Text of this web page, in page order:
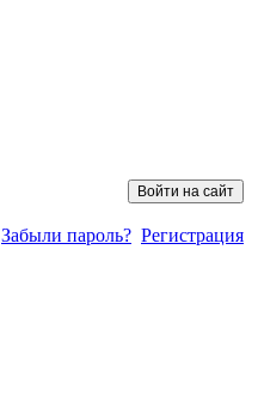
Забыли пароль? Регистрация